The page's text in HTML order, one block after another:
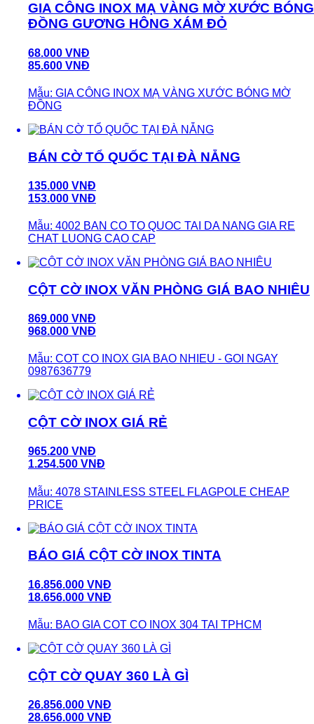
GIA CÔNG INOX MẠ VÀNG MỜ XƯỚC BÓNG
ĐỒNG GƯƠNG HÔNG XÁM ĐỎ
68.000 VNĐ
85.600 VNĐ
Mẫu: GIA CÔNG INOX MẠ VÀNG XƯỚC BÓNG MỜ
ĐỒNG
BÁN CỜ TỔ QUỐC TẠI ĐÀ NẴNG
135.000 VNĐ
153.000 VNĐ
Mẫu: 4002 BAN CO TO QUOC TAI DA NANG GIA RE
CHAT LUONG CAO CAP
CỘT CỜ INOX VĂN PHÒNG GIÁ BAO NHIÊU
869.000 VNĐ
968.000 VNĐ
Mẫu: COT CO INOX GIA BAO NHIEU - GOI NGAY
0987636779
CỘT CỜ INOX GIÁ RẺ
965.200 VNĐ
1.254.500 VNĐ
Mẫu: 4078 STAINLESS STEEL FLAGPOLE CHEAP
PRICE
BÁO GIÁ CỘT CỜ INOX TINTA
16.856.000 VNĐ
18.656.000 VNĐ
Mẫu: BAO GIA COT CO INOX 304 TAI TPHCM
CỘT CỜ QUAY 360 LÀ GÌ
26.856.000 VNĐ
28.656.000 VNĐ